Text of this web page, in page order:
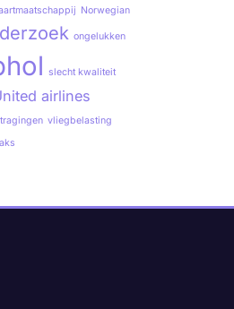
Norwegian
ongelukken
slecht kwaliteit
airlines
vliegbelasting